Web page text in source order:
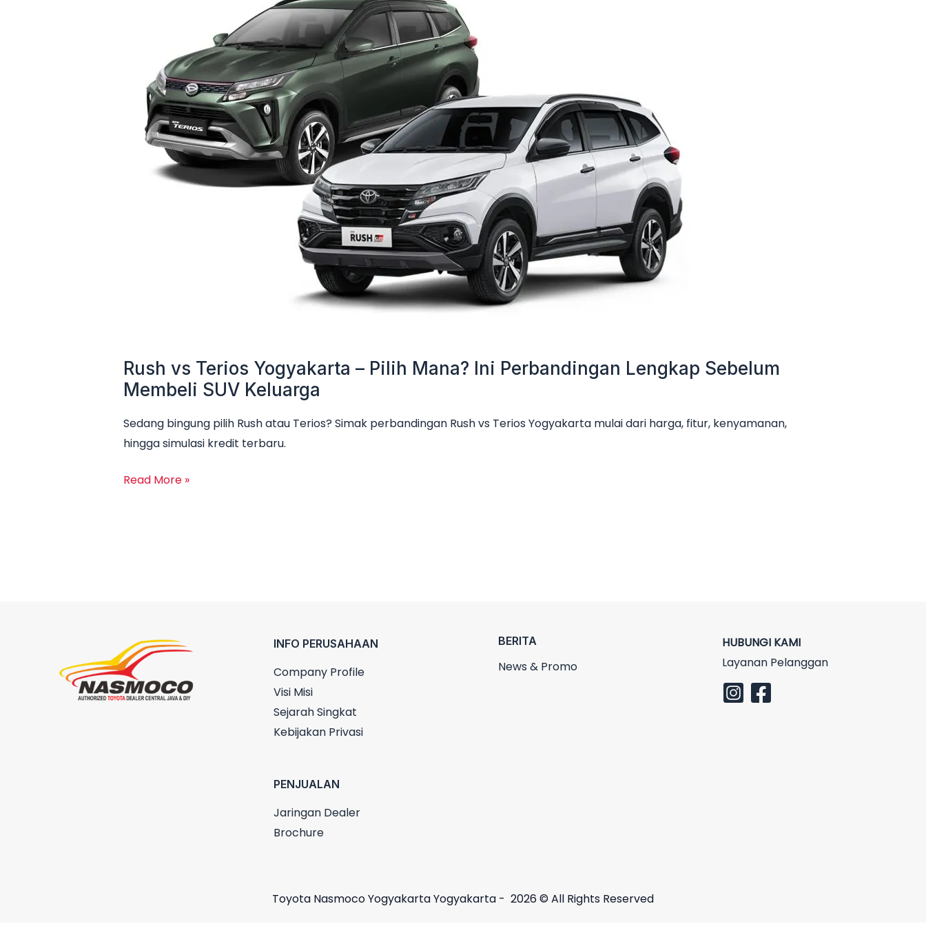
Rush vs Terios Yogyakarta – Pilih Mana? Ini Perbandingan Lengkap Sebelum
Membeli SUV Keluarga
Sedang bingung pilih Rush atau Terios? Simak perbandingan Rush vs Terios Yogyakarta mulai dari harga, fitur, kenyamanan,
hingga simulasi kredit terbaru.
Mana?
Perbandingan
Lengkap
Sebelum
Membeli
Read More »
INFO PERUSAHAAN
Company Profile
Visi Misi
Sejarah Singkat
Kebijakan Privasi
PENJUALAN
Jaringan Dealer
Brochure
BERITA
News & Promo
HUBUNGI KAMI
Layanan Pelanggan
Toyota Nasmoco Yogyakarta Yogyakarta - 2026 © All Rights Reserved